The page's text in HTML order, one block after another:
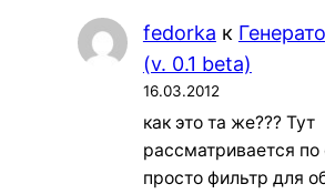
fedorka к
(v. 0.1 beta)
16.03.2012
как это та же??? Тут
рассматривается по
просто фильтр для